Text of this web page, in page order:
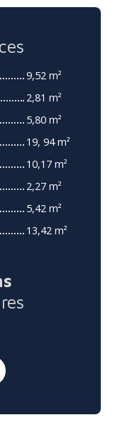
9,52 m²
2,81 m²
5,80 m²
19, 94 m²
10,17 m²
2,27 m²
5,42 m²
13,42 m²